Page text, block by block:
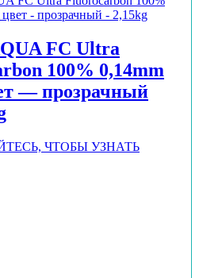
FC Ultra
100% 0,14mm
— прозрачный
ЧТОБЫ УЗНАТЬ